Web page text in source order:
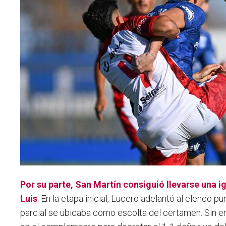
Por su parte, San Martín consiguió llevarse una
Luis. En la etapa inicial, Lucero adelantó al elenco
parcial se ubicaba como escolta del certamen. Sin